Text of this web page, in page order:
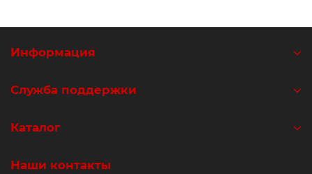
Информация
Служба поддержки
Каталог
Наши контакты